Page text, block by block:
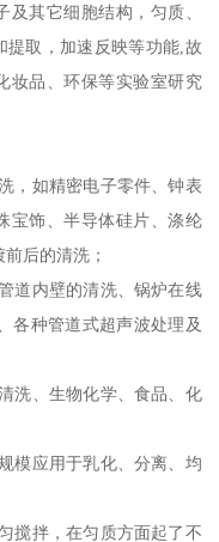
其它细胞结构，匀质、
提取，加速反映等功能,故
妆品、环保等实验室研究
，如精密电子零件、钟表
宝饰、半导体硅片、涤纶
后的清洗；
道内壁的清洗、锅炉在线
各种管道式超声波处理及
洗、生物化学、食品、化
模应用于乳化、分离、均
搅拌，在匀质方面起了不